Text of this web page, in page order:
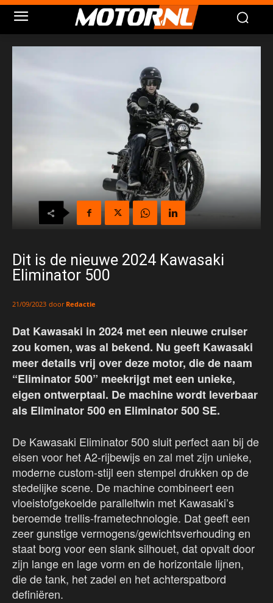
Dit is de nieuwe 2024 Kawasaki
Eliminator 500
21/09/2023 door Redactie
Dat Kawasaki in 2024 met een nieuwe cruiser
zou komen, was al bekend. Nu geeft Kawasaki
meer details vrij over deze motor, die de naam
“Eliminator 500” meekrijgt met een unieke,
eigen ontwerptaal. De machine wordt leverbaar
als Eliminator 500 en Eliminator 500 SE.
De Kawasaki Eliminator 500 sluit perfect aan bij de
eisen voor het A2-rijbewijs en zal met zijn unieke,
moderne custom-stijl een stempel drukken op de
stedelijke scene. De machine combineert een
vloeistofgekoelde paralleltwin met Kawasaki’s
beroemde trellis-frametechnologie. Dat geeft een
zeer gunstige vermogens/gewichtsverhouding en
staat borg voor een slank silhouet, dat opvalt door
zijn lange en lage vorm en de horizontale lijnen,
die de tank, het zadel en het achterspatbord
definiëren.